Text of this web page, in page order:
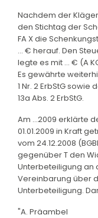
Nachdem der
den Stichtag der
FA X die
... € herauf. Den
legte es mit ... € (A
Es gewährte
1 Nr. 2 ErbStG
13a Abs. 2 ErbStG.
Am ...2009 erklärte
01.01.2009 in Kraft
vom 24.12.2008
gegenüber T den
Unterbeteiligung an
Vereinbarung über
Unterbeteiligung.
"A. Präambel